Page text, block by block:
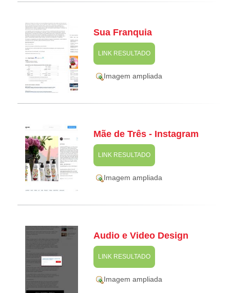
Sua Franquia
LINK RESULTADO
Imagem ampliada
Mãe de Três - Instagram
LINK RESULTADO
Imagem ampliada
Audio e Video Design
LINK RESULTADO
Imagem ampliada